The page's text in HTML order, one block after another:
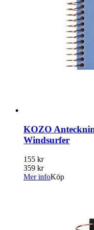
KOZO
Windsurfer
155 kr
359 kr
Mer infoKöp